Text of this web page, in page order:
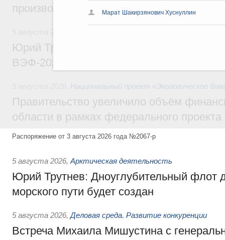
Марат Шакирзянович Хуснуллин
производительности труда
Юрий Трутнев: Опубликована
ВЭФ-2026
Национальный проект «Экологическое
Правительство увеличило объём
области в рамках федерального
Распоряжение от 3 августа 2026 года №2067-р
5 августа 2026, Арктическая деятельность
Юрий Трутнев: Дноуглубительный флот
морского пути будет создан
5 августа 2026, Деловая среда. Развитие конкуренции
Встреча Михаила Мишустина с